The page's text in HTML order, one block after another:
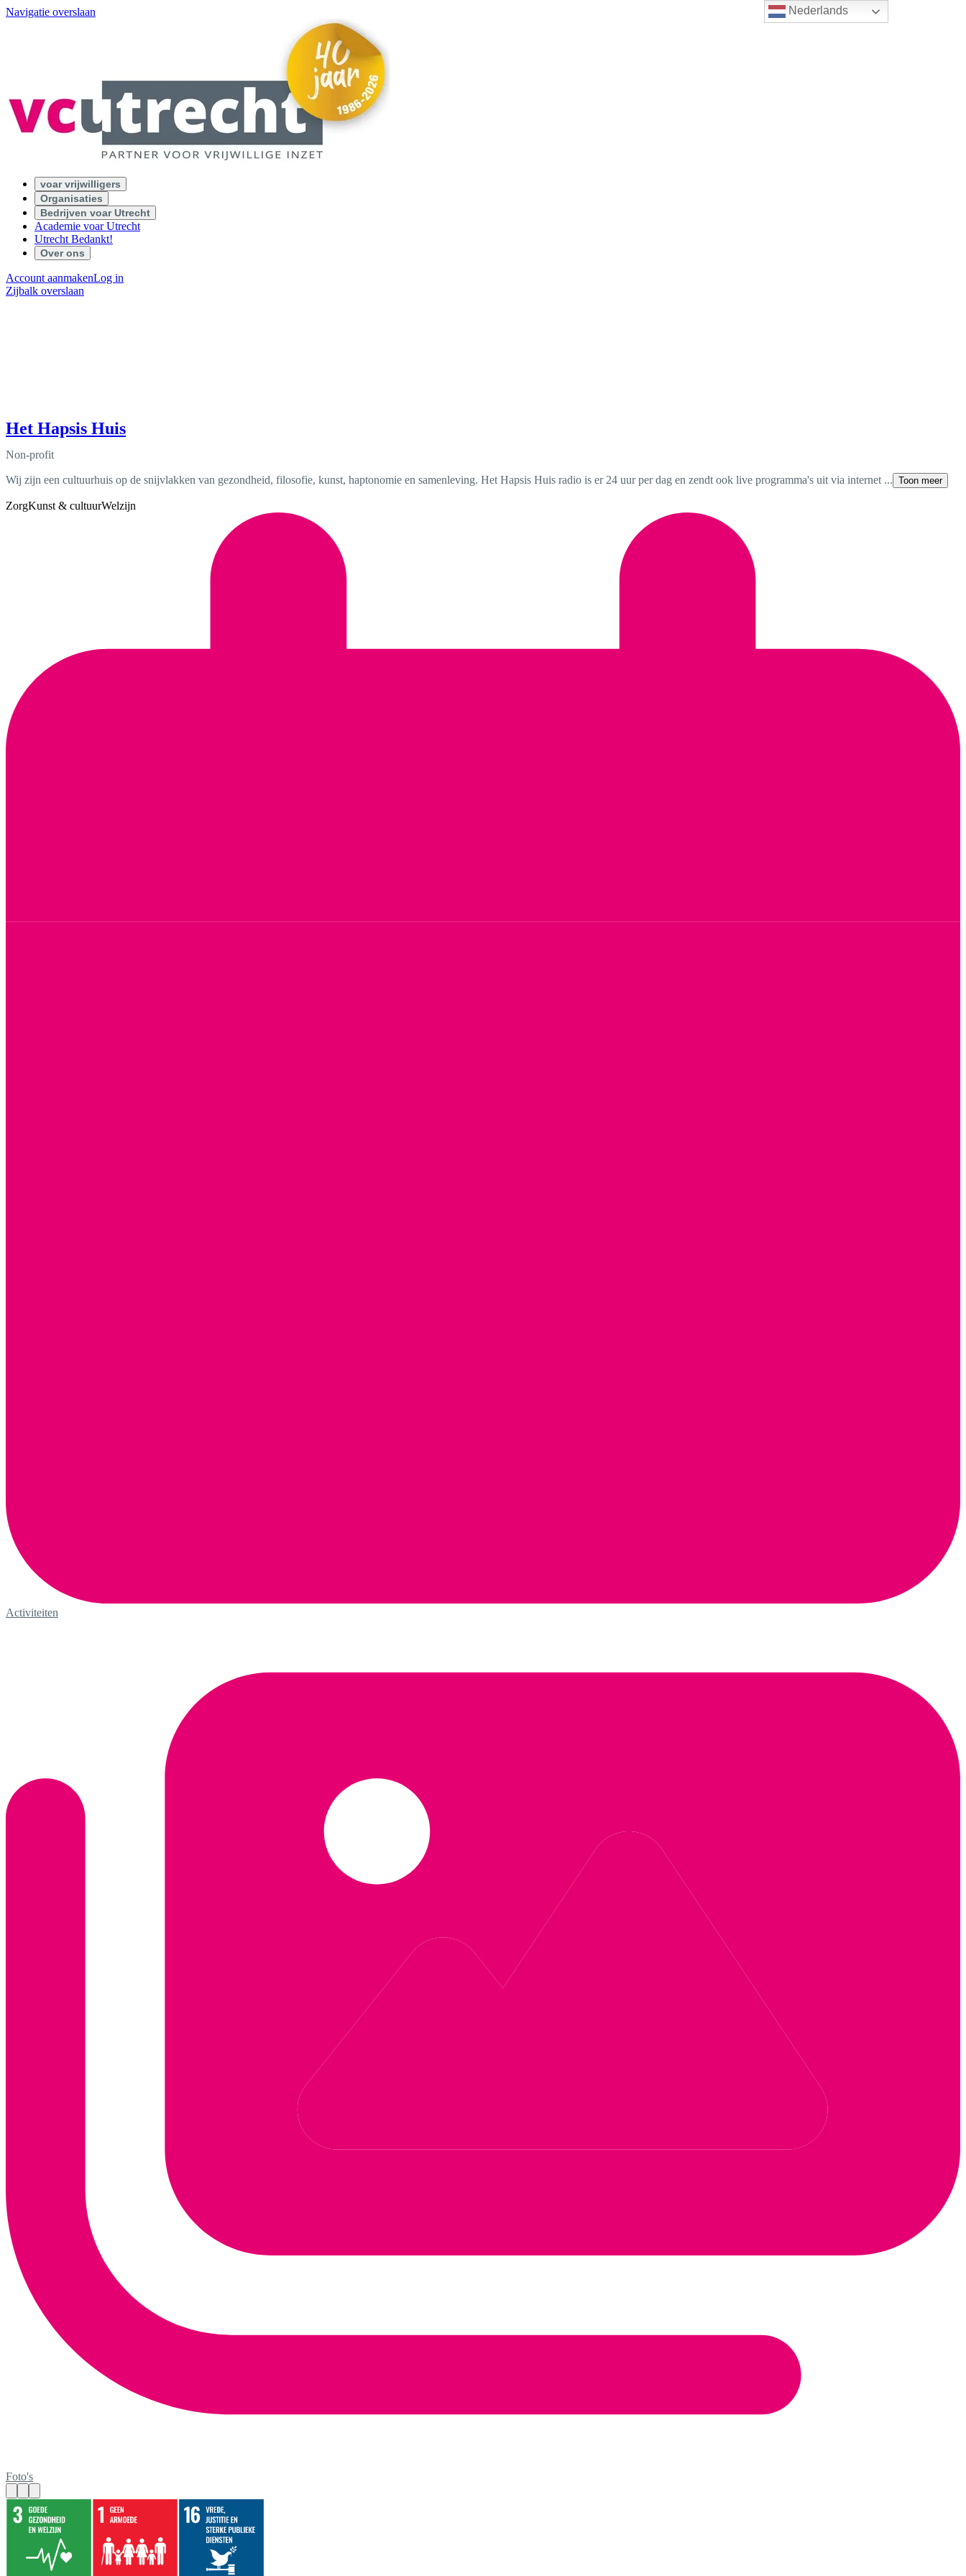
Nederlands
Navigatie overslaan
voar vrijwilligers
Organisaties
Bedrijven voar Utrecht
Academie voar Utrecht
Utrecht Bedankt!
Over ons
Account aanmakenLog in
Zijbalk overslaan
Het Hapsis Huis
Non-profit
Wij zijn een cultuurhuis op de snijvlakken van gezondheid, filosofie, kunst, haptonomie en samenleving. Het Hapsis Huis radio is er 24 uur per dag en zendt ook live programma's uit via internet ... Toon meer
ZorgKunst & cultuurWelzijn
Activiteiten
Foto's